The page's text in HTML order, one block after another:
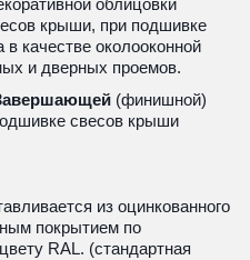
крыши, при подшивке
качестве околооконной
и дверных проемов.
(финишной)
свесов крыши
из оцинкованного
покрытием по
RAL. (стандартная